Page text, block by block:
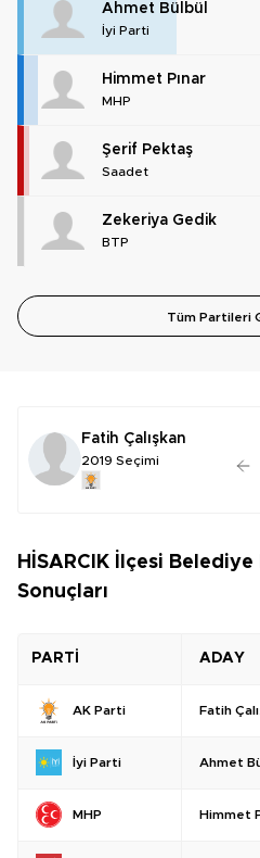
Ahmet Bülbül
İyi Parti
Himmet Pınar
MHP
Şerif Pektaş
Saadet
Zekeriya Gedik
BTP
Tüm Partileri
Fatih Çalışkan
2019 Seçimi
HİSARCIK İlçesi Belediye
Sonuçları
PARTİ ADAY
AK Parti Fatih
İyi Parti Ahmet
MHP Himmet